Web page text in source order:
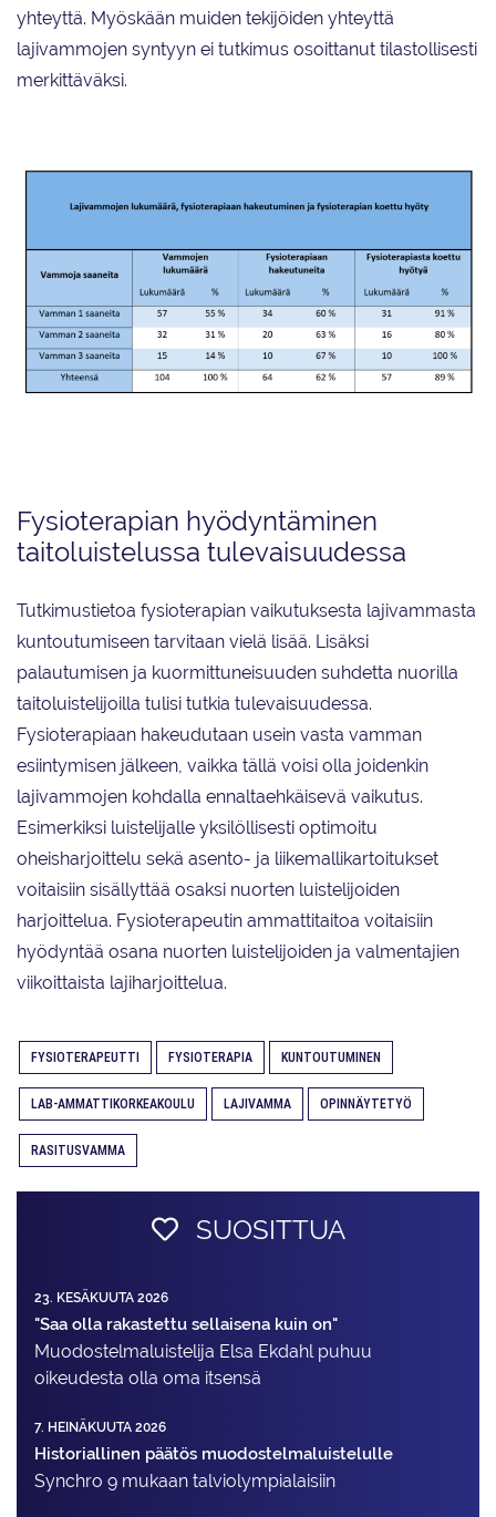
yhteyttä. Myöskään muiden tekijöiden yhteyttä
lajivammojen syntyyn ei tutkimus osoittanut tilastollisesti
merkittäväksi.
Fysioterapian hyödyntäminen
taitoluistelussa tulevaisuudessa
Tutkimustietoa fysioterapian vaikutuksesta lajivammasta
kuntoutumiseen tarvitaan vielä lisää. Lisäksi
palautumisen ja kuormittuneisuuden suhdetta nuorilla
taitoluistelijoilla tulisi tutkia tulevaisuudessa.
Fysioterapiaan hakeudutaan usein vasta vamman
esiintymisen jälkeen, vaikka tällä voisi olla joidenkin
lajivammojen kohdalla ennaltaehkäisevä vaikutus.
Esimerkiksi luistelijalle yksilöllisesti optimoitu
oheisharjoittelu sekä asento- ja liikemallikartoitukset
voitaisiin sisällyttää osaksi nuorten luistelijoiden
harjoittelua. Fysioterapeutin ammattitaitoa voitaisiin
hyödyntää osana nuorten luistelijoiden ja valmentajien
viikoittaista lajiharjoittelua.
FYSIOTERAPEUTTI FYSIOTERAPIA KUNTOUTUMINEN
LAB-AMMATTIKORKEAKOULU LAJIVAMMA OPINNÄYTETYÖ
RASITUSVAMMA
SUOSITTUA
23. KESÄKUUTA 2026
"Saa olla rakastettu sellaisena kuin on"
Muodostelma­luistelija Elsa Ekdahl puhuu
oikeudesta olla oma itsensä
7. HEINÄKUUTA 2026
Historiallinen päätös muodostelmaluistelulle
Synchro 9 mukaan talviolympialaisiin